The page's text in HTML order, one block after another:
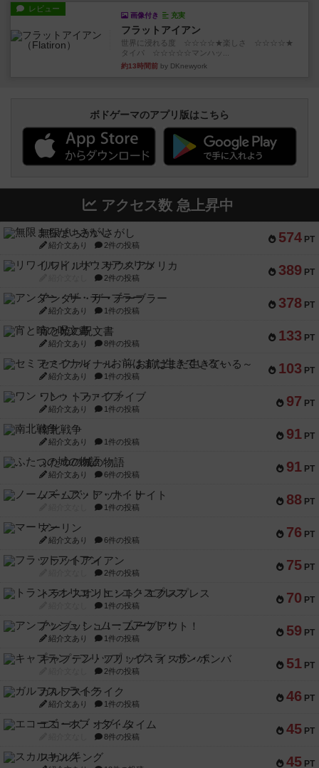
レビュー
画像付き 充実
フラットアイアン
世界に浸れる度 ☆☆☆☆★楽しさ ☆☆☆☆★
タイパ ☆☆☆☆☆マンハッ...
約13時間前 by DKnewyork
ボドゲーマのアプリ版はこちら
アクセス数 急上昇中
574 PT
無限まちがいさがし
紹介文あり 2件の投稿
389 PT
リワイルド：サウスアメリカ
2件の投稿
378 PT
アンダー・ザ・テーブラー
紹介文あり 1件の投稿
133 PT
宵と暁の呪文書
紹介文あり 8件の投稿
103 PT
セミファイナル ～お前はまだ生きている～
紹介文あり 1件の投稿
97 PT
ワン・トゥ・ファイブ
紹介文あり 1件の投稿
91 PT
南北戦争
紹介文あり 1件の投稿
91 PT
ふたつの城の物語
紹介文あり 6件の投稿
88 PT
ノームズ・アット・ナイト
1件の投稿
76 PT
マーリン
紹介文あり 6件の投稿
75 PT
フラットアイアン
2件の投稿
70 PT
トランスオリエント・エクスプレス
1件の投稿
59 PT
アンブッシュ！：ムーブアウト！
紹介文あり 1件の投稿
51 PT
キャプテン・フリップ：イスラ・ボンバ
2件の投稿
46 PT
ガルフストライク
紹介文あり 1件の投稿
45 PT
エコーズ・オブ・タイム
8件の投稿
45 PT
スカルキング